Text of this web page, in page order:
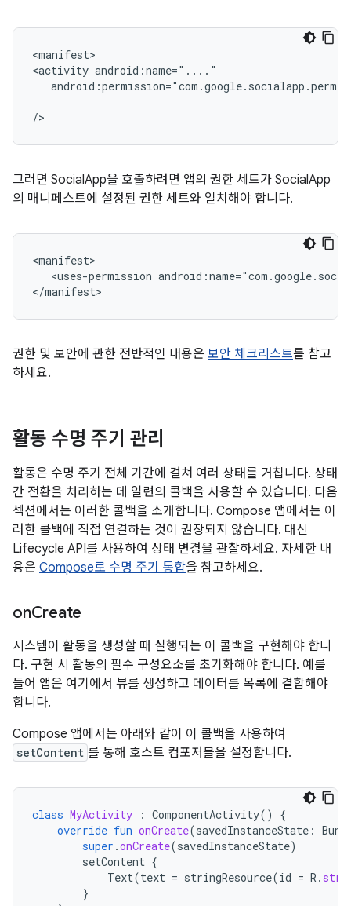
<manifest>
<activity
그러면 SocialApp을 호출하려면 앱의 권한 세트가 SocialApp
의 매니페스트에 설정된 권한 세트와 일치해야 합니다.
<uses-permission
권한 및 보안에 관한 전반적인 내용은 보안 체크리스트를 참고
하세요.
활동 수명 주기 관리
활동은 수명 주기 전체 기간에 걸쳐 여러 상태를 거칩니다. 상태
간 전환을 처리하는 데 일련의 콜백을 사용할 수 있습니다. 다음
섹션에서는 이러한 콜백을 소개합니다. Compose 앱에서는 이
러한 콜백에 직접 연결하는 것이 권장되지 않습니다. 대신
Lifecycle API를 사용하여 상태 변경을 관찰하세요. 자세한 내
용은 Compose로 수명 주기 통합을 참고하세요.
onCreate
시스템이 활동을 생성할 때 실행되는 이 콜백을 구현해야 합니
다. 구현 시 활동의 필수 구성요소를 초기화해야 합니다. 예를
들어 앱은 여기에서 뷰를 생성하고 데이터를 목록에 결합해야
합니다.
Compose 앱에서는 아래와 같이 이 콜백을 사용하여
setContent 를 통해 호스트 컴포저블을 설정합니다.
class MyActivity : ComponentActivity()
{
override fun onCreate(savedInstanceState :
super .onCreate(savedInstanceState)
setContent {
Text(text = stringResource(id = R .
}